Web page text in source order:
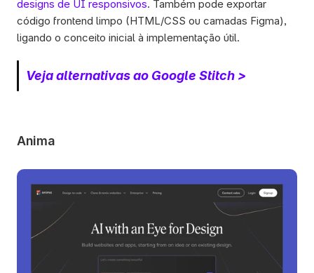
designs de UI responsivos. Também pode exportar
código frontend limpo (HTML/CSS ou camadas Figma),
ligando o conceito inicial à implementação útil.
Veja alternativas ao Google Stitch >
Anima